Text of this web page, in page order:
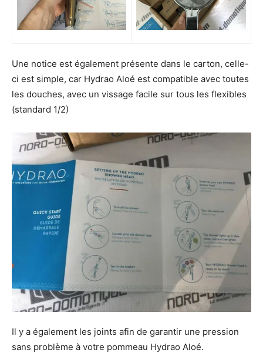
Une notice est également présente dans le carton, celle-
ci est simple, car Hydrao Aloé est compatible avec toutes
les douches, avec un vissage facile sur tous les flexibles
(standard 1/2)
Il y a également les joints afin de garantir une pression
sans problème à votre pommeau Hydrao Aloé.